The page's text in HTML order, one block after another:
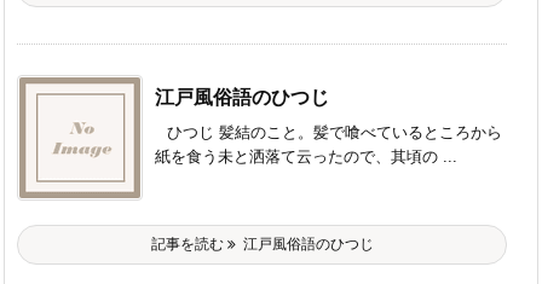
江戸風俗語のひつじ
ひつじ 髪結のこと。髪で喰べているところから
紙を食う未と洒落て云ったので、其頃の ...
記事を読む 江戸風俗語のひつじ